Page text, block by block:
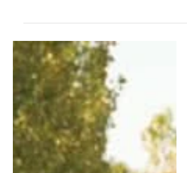
TPL
La classifica del Trofeo